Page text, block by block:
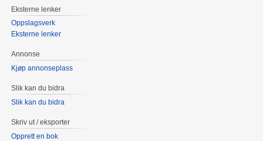
Eksterne lenker
Oppslagsverk
Eksterne lenker
Annonse
Kjøp annonseplass
Slik kan du bidra
Slik kan du bidra
Skriv ut / eksporter
Opprett en bok